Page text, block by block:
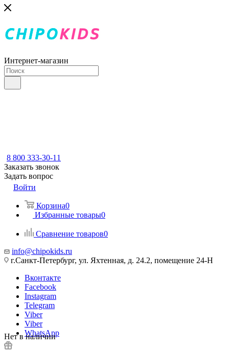
Интернет-магазин
8 800 333-30-11
Заказать звонок
Задать вопрос
Войти
Корзина0
Избранные товары0
Сравнение товаров0
info@chipokids.ru
г.Санкт-Петербург, ул. Яхтенная, д. 24.2, помещение 24-Н
Вконтакте
Facebook
Instagram
Telegram
Viber
Viber
WhatsApp
Нет в наличии